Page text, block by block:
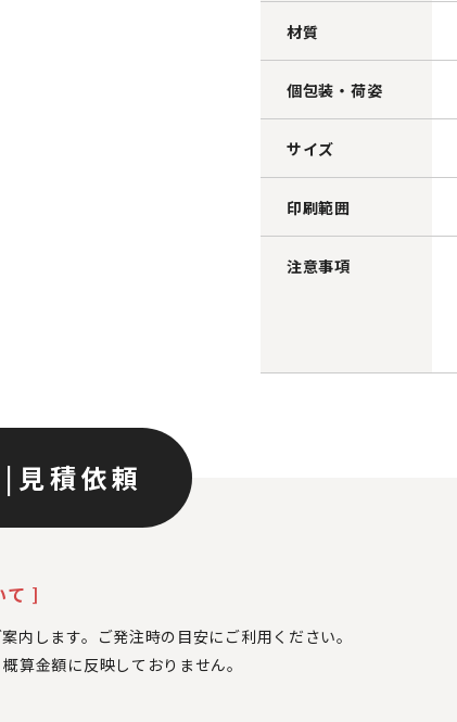
材質
個包装・荷姿
サイズ
印刷範囲
注意事項
| 見積依頼
て ]
内します。ご発注時の目安にご利用ください。
概算金額に反映しておりません。